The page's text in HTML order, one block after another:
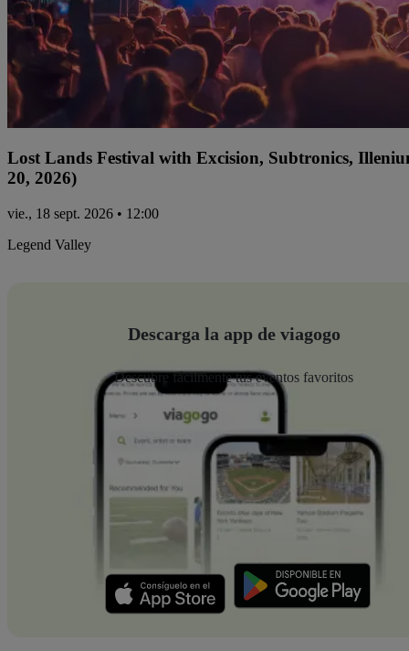
Lost Lands Festival with Excision, Subtronics,
20, 2026)
vie., 18 sept. 2026 • 12:00
Legend Valley
Descarga la app de viagogo
Descubre fácilmente tus eventos favoritos